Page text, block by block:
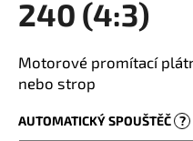
240 (4:3)
Motorové promítací
nebo strop
AUTOMATICKÝ SPOUŠTĚČ ?
a
í
t
?